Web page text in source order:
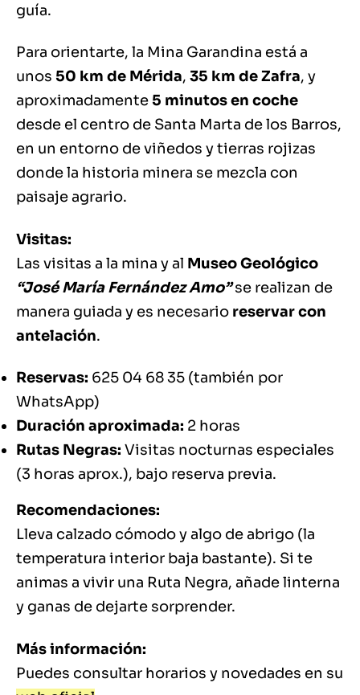
guía.
Para orientarte, la Mina Garandina está a
unos 50 km de Mérida, 35 km de Zafra, y
aproximadamente 5 minutos en coche
desde el centro de Santa Marta de los Barros,
en un entorno de viñedos y tierras rojizas
donde la historia minera se mezcla con
paisaje agrario.
Visitas:
Las visitas a la mina y al Museo Geológico
“José María Fernández Amo”se realizan de
manera guiada y es necesario reservar con
antelación.
Reservas: 625 04 68 35 (también por
WhatsApp)
Duración aproximada: 2 horas
Rutas Negras: Visitas nocturnas especiales
(3 horas aprox.), bajo reserva previa.
Recomendaciones:
Lleva calzado cómodo y algo de abrigo (la
temperatura interior baja bastante). Si te
animas a vivir una Ruta Negra, añade linterna
y ganas de dejarte sorprender.
Más información:
Puedes consultar horarios y novedades en su